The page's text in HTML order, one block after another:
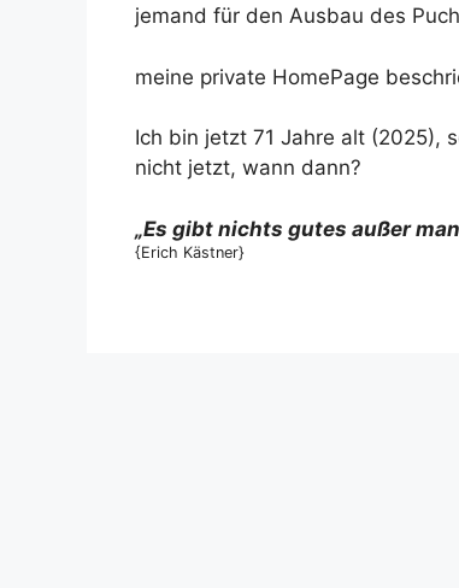
jemand für den Ausbau des
meine private HomePage
Ich bin jetzt 71 Jahre alt (2025),
nicht jetzt, wann dann?
„Es gibt nichts gutes außer
{Erich Kästner}